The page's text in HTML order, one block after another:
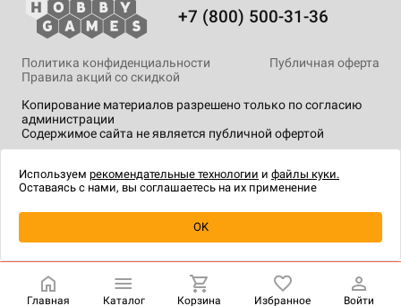
Уведомить о наличии
+7 (800) 500-31-36
Копирование материалов разрешено только по согласию
администрации
Содержимое сайта не является публичной офертой
Политика конфиденциальности
Публичная оферта
Правила акций со скидкой
технологии.
Главная Каталог Корзина Избранное Войти
Используем рекомендательные технологии и файлы куки.
Оставаясь с нами, вы соглашаетесь на их применение
OK